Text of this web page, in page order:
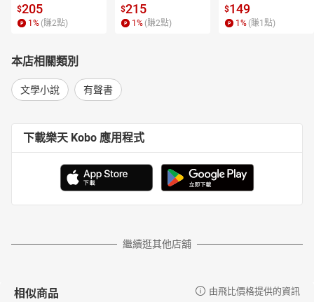
$205
1 % (賺2點)
$215
1 % (賺2點)
4【有聲書】
$149
1 % (賺1 點)
本店相關類別
文學小說 有聲書
下載樂天 Kobo 應用程式
繼續逛其他店舖
相似商品 由飛比價格提供的資訊